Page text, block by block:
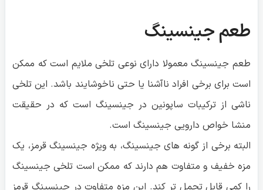
طعم جینسینگ
طعم جینسینگ معمولا دارای نوعی تلخی ملایم است که ممکن
است برای برخی افراد ناآشنا یا حتی ناخوشایند باشد. این تلخی
ناشی از ترکیبات ساپونین در جینسینگ است که در حقیقت
منشا خواص دارویی جینسینگ است.
البته برخی از گونه های جینسینگ، به ویژه جینسینگ قرمز، یک
مزه خفیف و متفاوت هم دارند که ممکن است تلخی جینسینگ
را کمی قابل تحمل تر کند. این مزه متفاوت در جینسینگ قرمز